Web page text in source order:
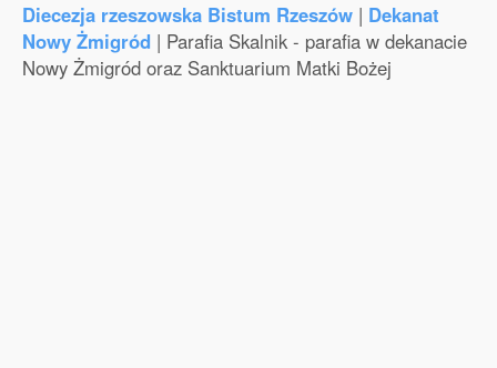
Diecezja rzeszowska Bistum Rzeszów | Dekanat
Nowy Żmigród | Parafia Skalnik - parafia w dekanacie
Nowy Żmigród oraz Sanktuarium Matki Bożej